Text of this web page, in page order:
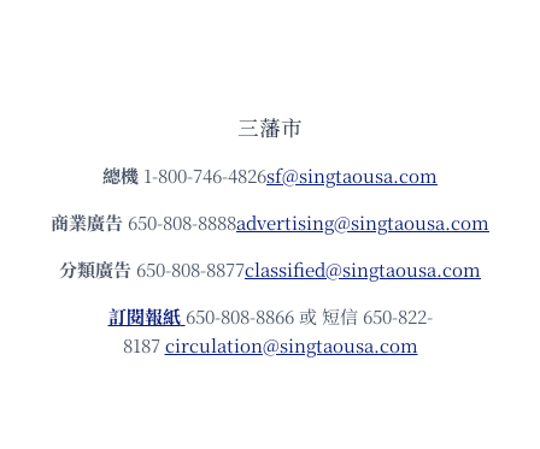
三藩市
總機 1-800-746-4826sf@singtaousa.com
商業廣告 650-808-8888advertising@singtaousa.com
分類廣告 650-808-8877classified@singtaousa.com
訂閱報紙 650-808-8866 或 短信 650-822-
8187circulation@singtaousa.com